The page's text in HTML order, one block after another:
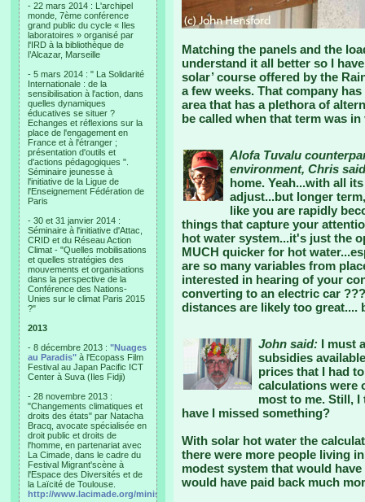
- 22 mars 2014 : L'archipel
monde, 7ème conférence
grand public du cycle « Iles
laboratoires » organisé par
l'IRD à la bibliothèque de
l’Alcazar, Marseille
- 5 mars 2014 : " La Solidarité
Internationale : de la
sensibilisation à l'action, dans
quelles dynamiques
éducatives se situer ?
Echanges et réflexions sur la
place de l'engagement en
France et à l'étranger ;
présentation d'outils et
d'actions pédagogiques ".
Séminaire jeunesse à
l'initiative de la Ligue de
l'Enseignement Fédération de
Paris
- 30 et 31 janvier 2014 :
Séminaire à l'initiative d'Attac,
CRID et du Réseau Action
Climat - "Quelles mobilisations
et quelles stratégies des
mouvements et organisations
dans la perspective de la
Conférence des Nations-
Unies sur le climat Paris 2015
?"
2013
- 8 décembre 2013 : "Nuages
au Paradis" à l'Ecopass Film
Festival au Japan Pacific ICT
Center à Suva (Iles Fidji)
- 28 novembre 2013 :
"Changements climatiques et
droits des états" par Natacha
Bracq, avocate spécialisée en
droit public et droits de
l'homme, en partenariat avec
La Cimade, dans le cadre du
Festival Migrant'scène à
l'Espace des Diversités et de
la Laïcité de Toulouse.
http://www.lacimade.org/minisites/migrantscene
Matching the panels and the
understand it all better so I
solar’ course offered by the
a few weeks. That company
area that has a plethora of
be called when that term was
Alofa Tuvalu
environment, Chris
home. Yeah...with all
adjust...but longer
like you are rapidly
things that capture your
hot water system...it's just the
MUCH quicker for hot
are so many variables from
interested in hearing of your
converting to an electric car
distances are likely too great....
John said: I must
subsidies
prices that I had
calculations were
most to me. Still,
have I missed something?
With solar hot water the
there were more people living
modest system that would
would have paid back much